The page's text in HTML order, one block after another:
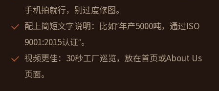
手机拍就行，别过度修图。
配上简短文字说明：比如“年产5000吨，通过ISO
9001:2015认证”。
视频更佳：30秒工厂巡览，放在首页或About Us
页面。